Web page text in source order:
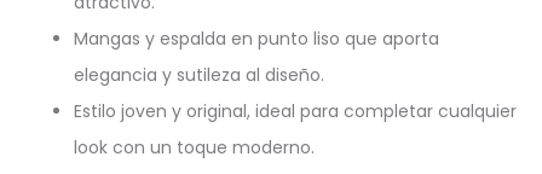
Mangas y espalda en punto liso que aporta
elegancia y sutileza al diseño.
Estilo joven y original, ideal para completar cualquier
look con un toque moderno.